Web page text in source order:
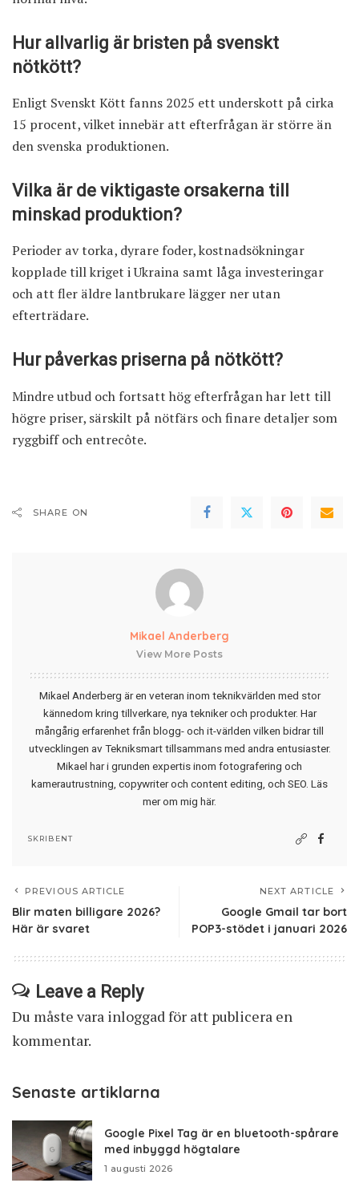
Hur allvarlig är bristen på svenskt
nötkött?
Enligt Svenskt Kött fanns 2025 ett underskott på cirka
15 procent, vilket innebär att efterfrågan är större än
den svenska produktionen.
Vilka är de viktigaste orsakerna till
minskad produktion?
Perioder av torka, dyrare foder, kostnadsökningar
kopplade till kriget i Ukraina samt låga investeringar
och att fler äldre lantbrukare lägger ner utan
efterträdare.
Hur påverkas priserna på nötkött?
Mindre utbud och fortsatt hög efterfrågan har lett till
högre priser, särskilt på nötfärs och finare detaljer som
ryggbiff och entrecôte.
SHARE ON
Mikael Anderberg
View More Posts
Mikael Anderberg är en veteran inom teknikvärlden med stor
kännedom kring tillverkare, nya tekniker och produkter. Har
mångårig erfarenhet från blogg- och it-världen vilken bidrar till
utvecklingen av Tekniksmart tillsammans med andra entusiaster.
Mikael har i grunden expertis inom fotografering och
kamerautrustning, copywriter och content editing, och SEO. Läs
mer om mig här.
SKRIBENT
PREVIOUS ARTICLE
Blir maten billigare 2026?
Här är svaret
NEXT ARTICLE
Google Gmail tar bort
POP3-stödet i januari 2026
Leave a Reply
Du måste vara inloggad för att publicera en
kommentar.
Senaste artiklarna
Google Pixel Tag är en bluetooth-spårare
med inbyggd högtalare
1 augusti 2026